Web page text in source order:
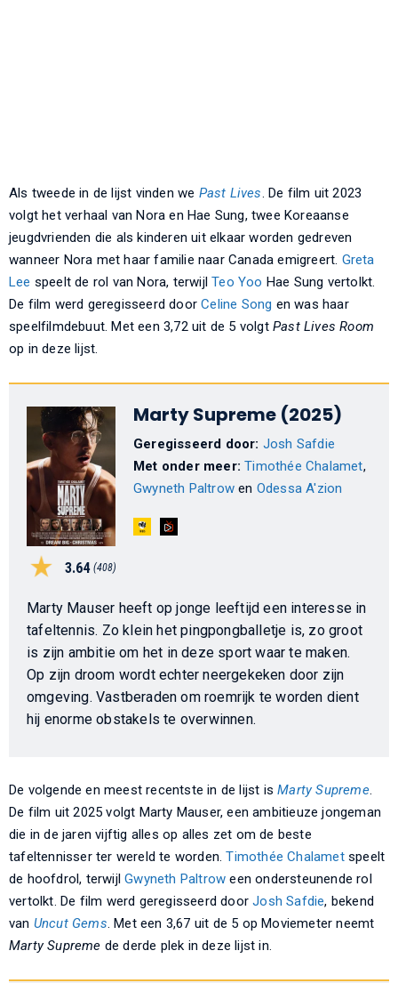
Als tweede in de lijst vinden we Past Lives. De film uit 2023
volgt het verhaal van Nora en Hae Sung, twee Koreaanse
jeugdvrienden die als kinderen uit elkaar worden gedreven
wanneer Nora met haar familie naar Canada emigreert. Greta
Lee speelt de rol van Nora, terwijlTeo Yoo Hae Sung vertolkt.
De film werd geregisseerd doorCeline Song en was haar
speelfilmdebuut. Met een 3,72 uit de 5 volgt Past Lives Room
op in deze lijst.
3.64 (408)
Marty Supreme (2025)
Geregisseerd door: Josh Safdie
Met onder meer:Timothée Chalamet,
Gwyneth Paltrow en Odessa A'zion
Marty Mauser heeft op jonge leeftijd een interesse in
tafeltennis. Zo klein het pingpongballetje is, zo groot
is zijn ambitie om het in deze sport waar te maken.
Op zijn droom wordt echter neergekeken door zijn
omgeving. Vastberaden om roemrijk te worden dient
hij enorme obstakels te overwinnen.
De volgende en meest recentste in de lijst isMarty Supreme.
De film uit 2025 volgt Marty Mauser, een ambitieuze jongeman
die in de jaren vijftig alles op alles zet om de beste
tafeltennisser ter wereld te worden.Timothée Chalametspeelt
de hoofdrol, terwijlGwyneth Paltrow een ondersteunende rol
vertolkt. De film werd geregisseerd doorJosh Safdie, bekend
van Uncut Gems. Met een 3,67 uit de 5 op Moviemeter neemt
Marty Supreme de derde plek in deze lijst in.